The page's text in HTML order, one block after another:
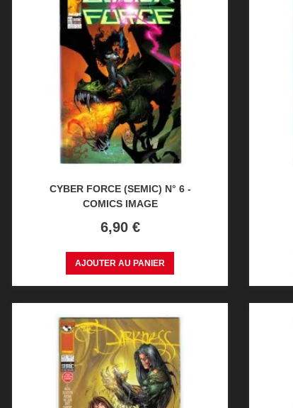
CYBER FORCE (SEMIC) N° 6 -
COMICS IMAGE
Prix
6,90 €
AJOUTER AU PANIER